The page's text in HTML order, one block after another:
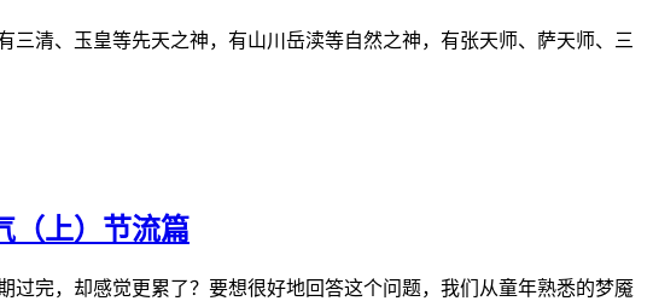
清、玉皇等先天之神，有山川岳渎等自然之神，有张天师、萨天师、三
（上）节流篇
完，却感觉更累了？要想很好地回答这个问题，我们从童年熟悉的梦魇